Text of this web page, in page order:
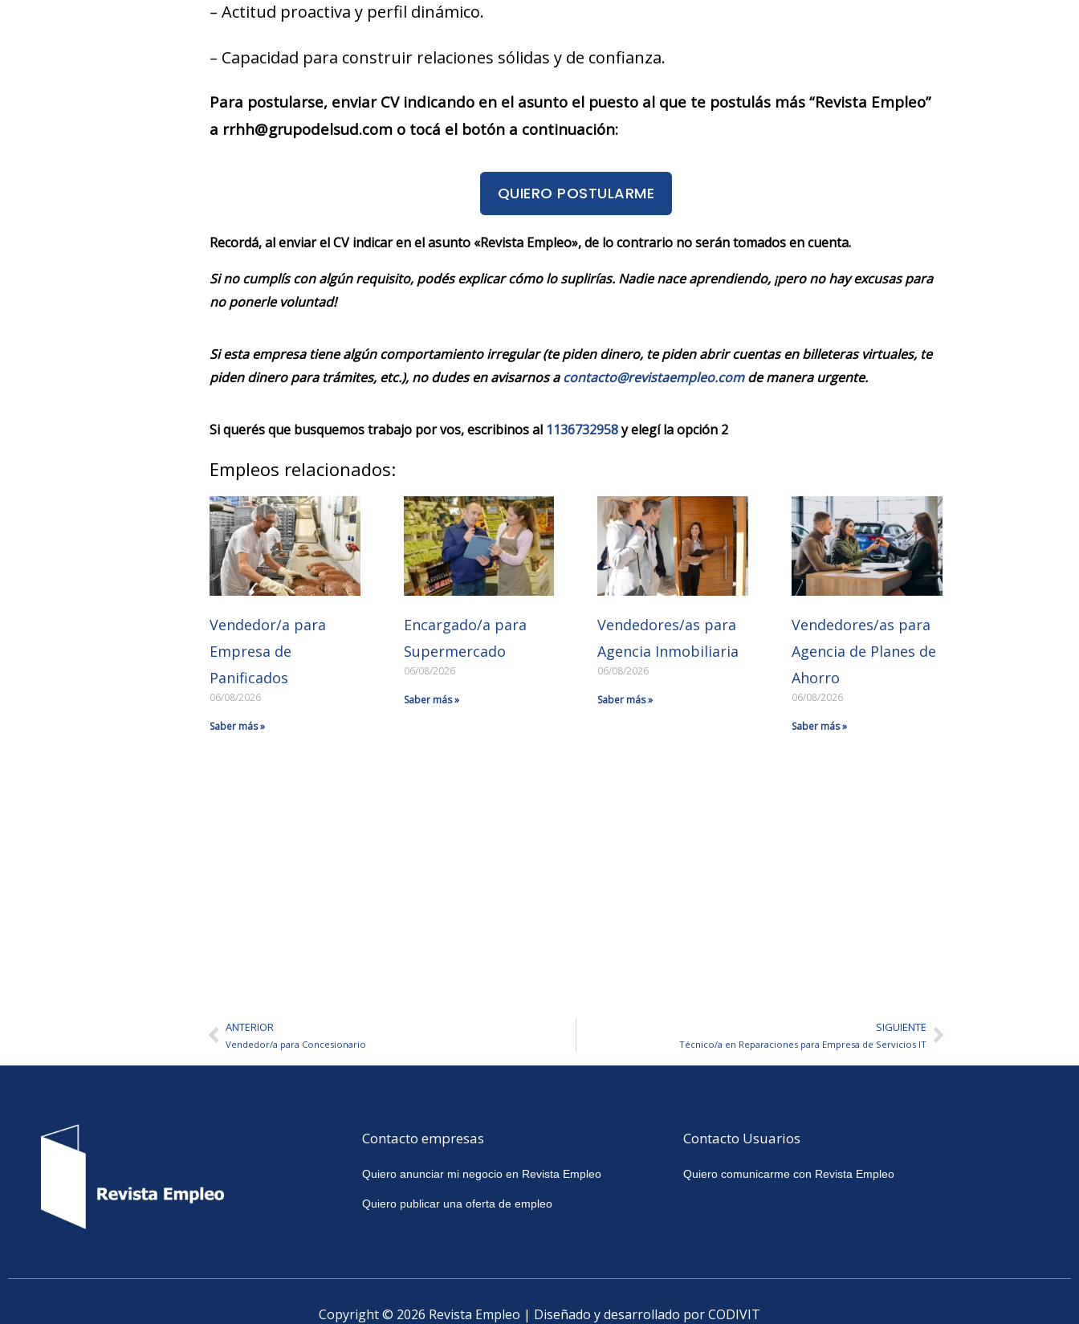
– Actitud proactiva y perfil dinámico.
– Capacidad para construir relaciones sólidas y de confianza.
Para postularse, enviar CV indicando en el asunto el puesto al que te postulás más “Revista Empleo”
a rrhh@grupodelsud.com o tocá el botón a continuación:
QUIERO POSTULARME
Recordá, al enviar el CV indicar en el asunto «Revista Empleo», de lo contrario no serán tomados en cuenta.
Si no cumplís con algún requisito, podés explicar cómo lo suplirías. Nadie nace aprendiendo, ¡pero no hay excusas para
no ponerle voluntad!
Si esta empresa tiene algún comportamiento irregular (te piden dinero, te piden abrir cuentas en billeteras virtuales, te
piden dinero para trámites, etc.), no dudes en avisarnos acontacto@revistaempleo.comde manera urgente.
Si querés que busquemos trabajo por vos, escribinos al 1136732958y elegí la opción 2
Empleos relacionados:
Vendedor/a para
Empresa de
Panificados
06/08/2026
Saber más »
Encargado/a para
Supermercado
06/08/2026
Saber más »
Vendedores/as para
Agencia Inmobiliaria
06/08/2026
Saber más »
Vendedores/as para
Agencia de Planes de
Ahorro
06/08/2026
Saber más »
AntANTERIOR
Vendedor/a para Concesionario
SIGUIENTE
Técnico/a en Reparaciones para Empresa de Servicios ITSiguiente
Contacto empresas
Quiero anunciar mi negocio en Revista Empleo
Quiero publicar una oferta de empleo
Contacto Usuarios
Quiero comunicarme con Revista Empleo
Copyright © 2026 Revista Empleo | Diseñado y desarrollado por CODIVIT